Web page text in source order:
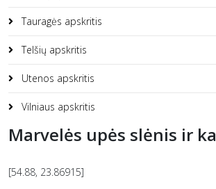
Tauragės apskritis
Telšių apskritis
Utenos apskritis
Vilniaus apskritis
Marvelės upės slėnis ir
[54.88, 23.86915]